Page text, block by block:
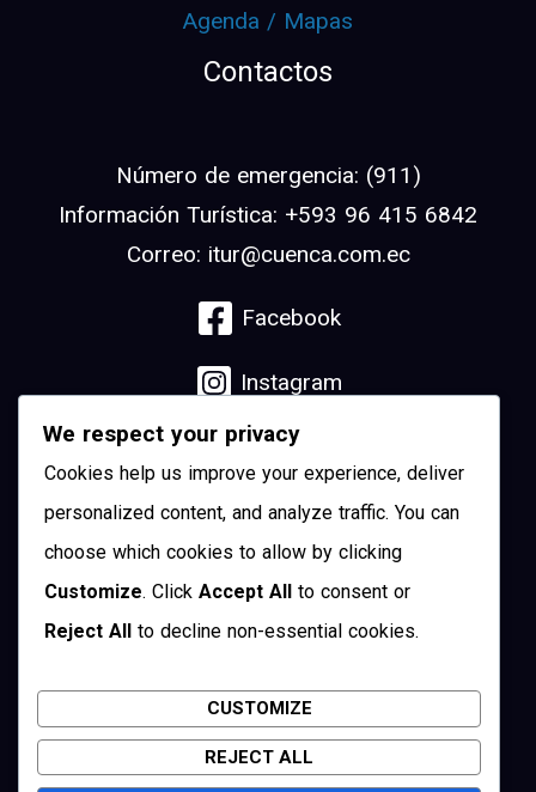
Agenda / Mapas
Contactos
Número de emergencia: (911)
Información Turística: +593 96 415 6842
Correo: itur@cuenca.com.ec
Facebook
Instagram
Linkedin
YouTube
Twitter
Cuenca, Ecuador
We respect your privacy
Cookies help us improve your experience, deliver
personalized content, and analyze traffic. You can
choose which cookies to allow by clicking
Customize. Click Accept All
to consent or
Reject All
to decline non-essential cookies.
CUSTOMIZE
REJECT ALL